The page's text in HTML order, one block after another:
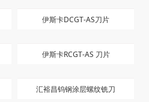
伊斯卡DCGT-AS刀片
伊斯卡RCGT-AS 刀片
汇裕昌钨钢涂层螺纹铣刀